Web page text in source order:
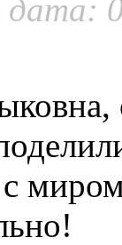
дата: